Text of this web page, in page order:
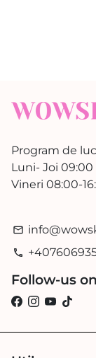
Program de
Luni- Joi 09:00
Vineri 08:00-
email
phone
Follow-us